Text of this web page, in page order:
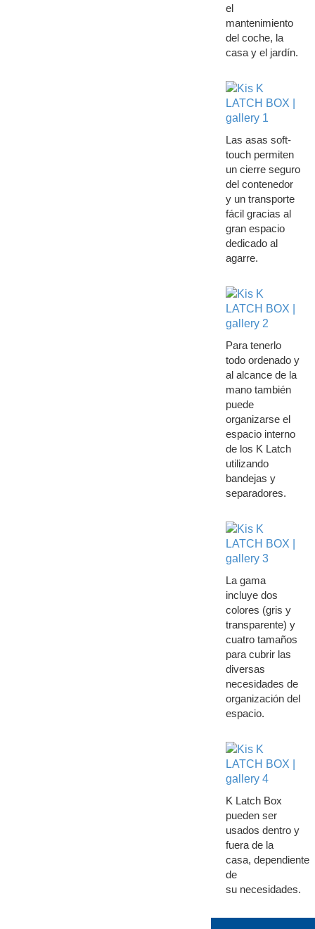
el
mantenimiento
del coche, la
casa y el jardín.
Las asas soft-
touch permiten
un cierre seguro
del contenedor
y un transporte
fácil gracias al
gran espacio
dedicado al
agarre.
Para tenerlo
todo ordenado y
al alcance de la
mano también
puede
organizarse el
espacio interno
de los K Latch
utilizando
bandejas y
separadores.
La gama
incluye dos
colores (gris y
transparente) y
cuatro tamaños
para cubrir las
diversas
necesidades de
organización del
espacio.
K Latch Box
pueden ser
usados dentro y
fuera de la
casa, dependiente
de
su necesidades.